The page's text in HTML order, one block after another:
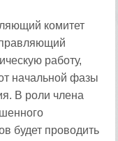
комитет
работу,
начальной фазы
В роли члена
будет проводить